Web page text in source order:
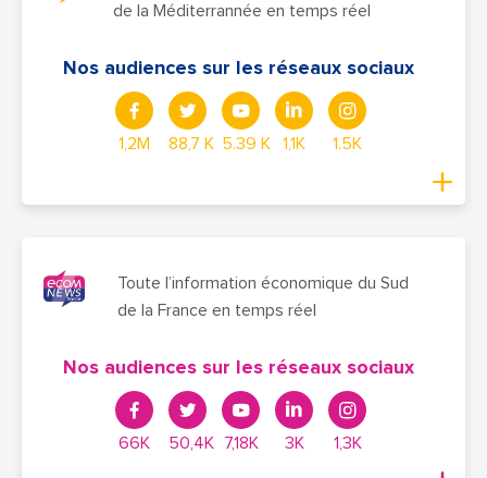
de la Méditerrannée en temps réel
Nos audiences sur les réseaux sociaux
1,2M 88,7 K 5.39 K 1,1K 1.5K
Toute l’information économique du Sud
de la France en temps réel
Nos audiences sur les réseaux sociaux
66K 50,4K 7,18K 3K 1,3K